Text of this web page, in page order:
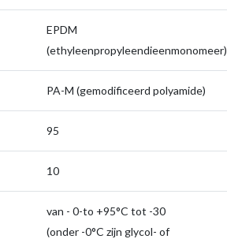
EPDM
(ethyleenpropyleendieenmonomeer)
PA-M (gemodificeerd polyamide)
95
10
van - 0-to +95°C tot -30
(onder -0°C zijn glycol- of